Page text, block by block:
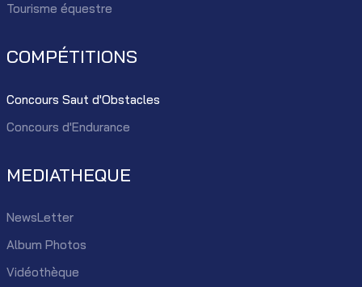
Tourisme équestre
COMPÉTITIONS
Concours Saut d'Obstacles
Concours d'Endurance
MEDIATHEQUE
NewsLetter
Album Photos
Vidéothèque